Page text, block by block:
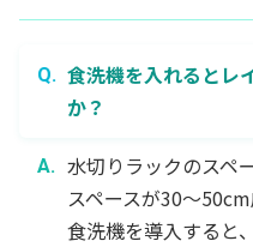
食洗機を入れるとレ
か？
水切りラックのスペ
スペースが30〜
食洗機を導入すると